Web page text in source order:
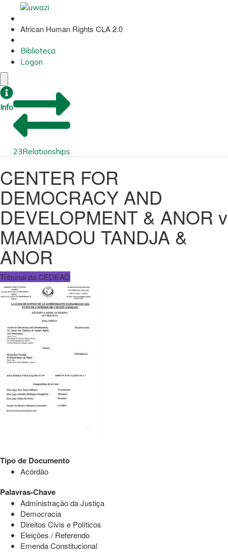
African Human Rights CLA 2.0
Biblioteca
Logon
Info
23Relationships
CENTER FOR
DEMOCRACY AND
DEVELOPMENT & ANOR v
MAMADOU TANDJA &
ANOR
Tribunal da CEDEAO
Tipo de Documento
Acórdão
Palavras-Chave
Administração da Justiça
Democracia
Direitos Civis e Políticos
Eleições / Referendo
Emenda Constitucional